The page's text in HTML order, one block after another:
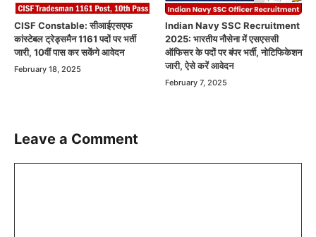
CISF Constable: सीआईएसएफ
कांस्टेबल ट्रेड्समैन 1161 पदों पर भर्ती
जारी, 10वीं पास कर सकेंगे आवेदन
February 18, 2025
Indian Navy SSC Recruitment
2025: भारतीय नौसेना में एसएससी
ऑफिसर के पदों पर बंपर भर्ती, नोटिफिकेशन
जारी, ऐसे करें आवेदन
February 7, 2025
Leave a Comment